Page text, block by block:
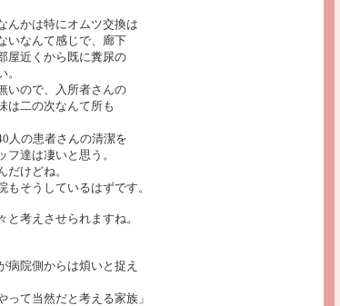
んかは特にオムツ交換は
いなんて感じで、廊下
屋近くから既に糞尿の
いので、入所者さんの
は二の次なんて所も
人の患者さんの清潔を
達は凄いと思う。
だけどね。
そうしているはずです。
考えさせられますね。
病院側からは煩いと捉え
って当然だと考える家族」